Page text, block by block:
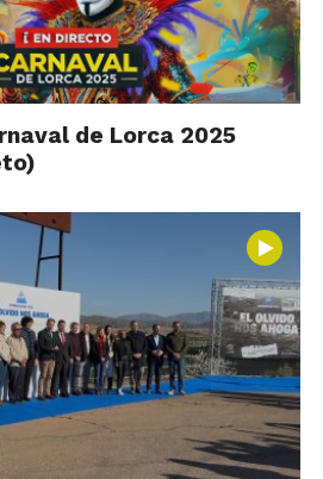
de Lorca 2025